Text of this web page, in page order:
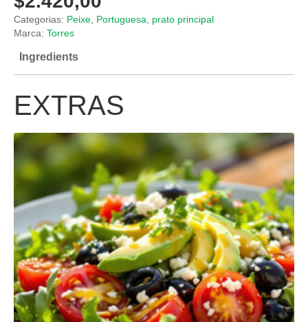
Categorias: Peixe, Portuguesa, prato principal
Marca: Torres
Ingredients
EXTRAS